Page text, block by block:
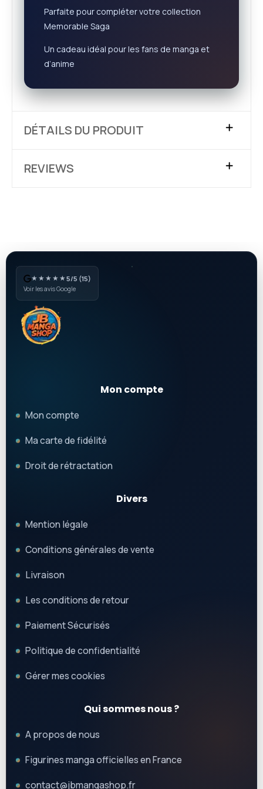
Parfaite pour compléter votre collection
Memorable Saga
Un cadeau idéal pour les fans de manga et
d’anime
DÉTAILS DU PRODUIT
REVIEWS
★★★★★5/5 (15)
Voir les avis Google
Mon compte
Mon compte
Ma carte de fidélité
Droit de rétractation
Divers
Mention légale
Conditions générales de vente
Livraison
Les conditions de retour
Paiement Sécurisés
Politique de confidentialité
Gérer mes cookies
Qui sommes nous ?
A propos de nous
Figurines manga officielles en France
contact@jbmangashop.fr